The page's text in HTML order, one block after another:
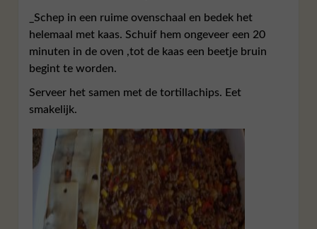
_Schep in een ruime ovenschaal en bedek het
helemaal met kaas. Schuif hem ongeveer een 20
minuten in de oven ,tot de kaas een beetje bruin
begint te worden.
Serveer het samen met de tortillachips. Eet
smakelijk.